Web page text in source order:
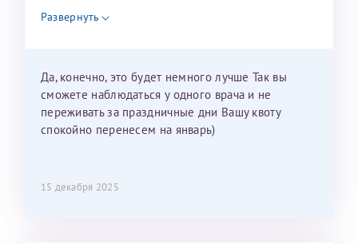
недель и 3 недели я должна находится в Питере.
Можно мне новый год провести в Калининграде и
Развернуть
Да, конечно, это будет немного лучше Так вы
сможете наблюдаться у одного врача и не
переживать за праздничные дни Вашу квоту
спокойно перенесем на январь)
15 декабря 2025